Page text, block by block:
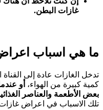
غازات البطن.
ما هي اسباب
تدخل الغازات عادة إلى
كمية كبيرة من الهواء، أو
بعض الأطعمة والعناصر
تلك الاسباب في اعراض